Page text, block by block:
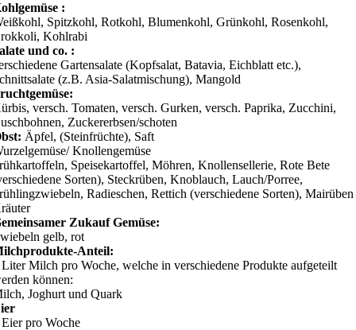
:
Spitzkohl, Rotkohl, Blumenkohl, Grünkohl, Rosenkohl,
Kohlrabi
und co. :
Gartensalate (Kopfsalat, Batavia, Eichblatt etc.),
(z.B. Asia-Salatmischung), Mangold
versch. Tomaten, versch. Gurken, versch. Paprika, Zucchini,
Zuckererbsen/schoten
Äpfel, (Steinfrüchte), Saft
Knollengemüse
Speisekartoffel, Möhren, Knollensellerie, Rote Bete
Sorten), Steckrüben, Knoblauch, Lauch/Porree,
Radieschen, Rettich (verschiedene Sorten), Mairüben
Zukauf Gemüse:
gelb, rot
Anteil:
Milch pro Woche, welche in verschiedene Produkte aufgeteilt
können:
Joghurt und Quark
pro Woche